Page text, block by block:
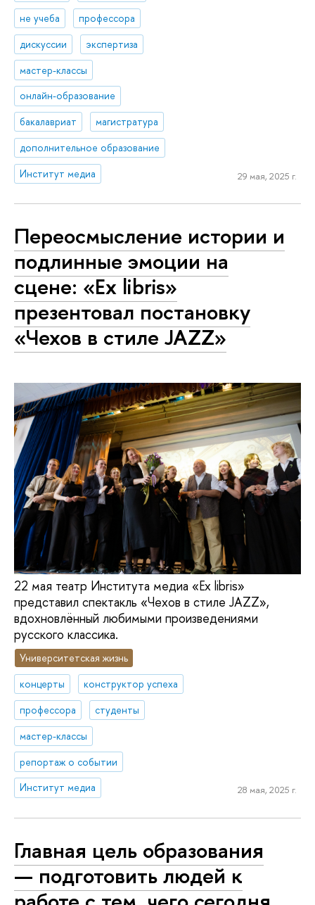
не учеба
профессора
дискуссии
экспертиза
мастер-классы
онлайн-образование
бакалавриат
магистратура
дополнительное образование
Институт медиа
29 мая, 2025 г.
Переосмысление истории и
подлинные эмоции на
сцене: «Ex libris»
презентовал постановку
«Чехов в стиле JAZZ»
22 мая театр Института медиа «Ex libris»
представил спектакль «Чехов в стиле JAZZ»,
вдохновлённый любимыми произведениями
русского классика.
Университетская жизнь
концерты
конструктор успеха
профессора
студенты
мастер-классы
репортаж о событии
Институт медиа
28 мая, 2025 г.
Главная цель образования
— подготовить людей к